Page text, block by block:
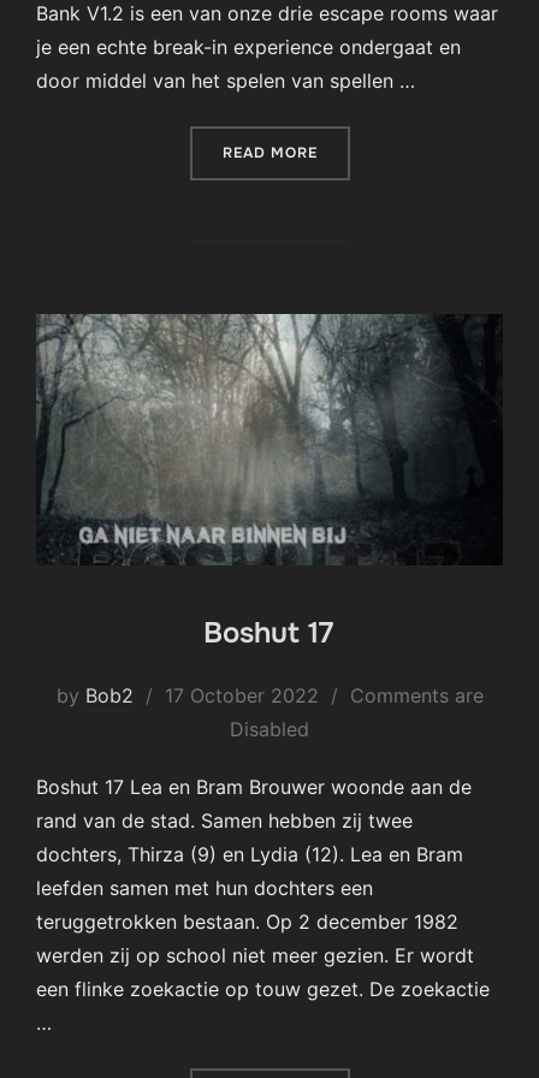
Bank V1.2 is een van onze drie escape rooms waar
je een echte break-in experience ondergaat en
door middel van het spelen van spellen …
READ MORE“DE BANK”
Boshut 17
by Bob2
Posted
17 October 2022
Comments are
Disabled
Boshut 17 Lea en Bram Brouwer woonde aan de
rand van de stad. Samen hebben zij twee
dochters, Thirza (9) en Lydia (12). Lea en Bram
leefden samen met hun dochters een
teruggetrokken bestaan. Op 2 december 1982
werden zij op school niet meer gezien. Er wordt
een flinke zoekactie op touw gezet. De zoekactie
…